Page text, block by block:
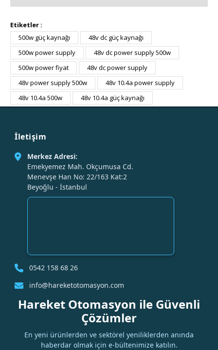
Etiketler :
500w güç kaynağı
48v dc güç kaynağı
500w power supply
48v dc power supply 500w
500w power fiyat
48v dc power supply
48v power supply 500w
48v 10.4a power supply
48v 10.4a 500w
48v 10.4a güç kaynağı
İletişim
Merkez Adresi:
Emekyemez Mah. Okçumusa Cd.
Menevşe Han No: 22/163 Kat:2
Beyoğlu - İstanbul
0542 158 68 26
info@hareketotomasyon.com
Hareket Otomasyon ile Güvenli
Çözümler
En yeni ürünlerden ve sektörel yeniliklerden anında
haberdar olmak için e-bültenimize katılın.